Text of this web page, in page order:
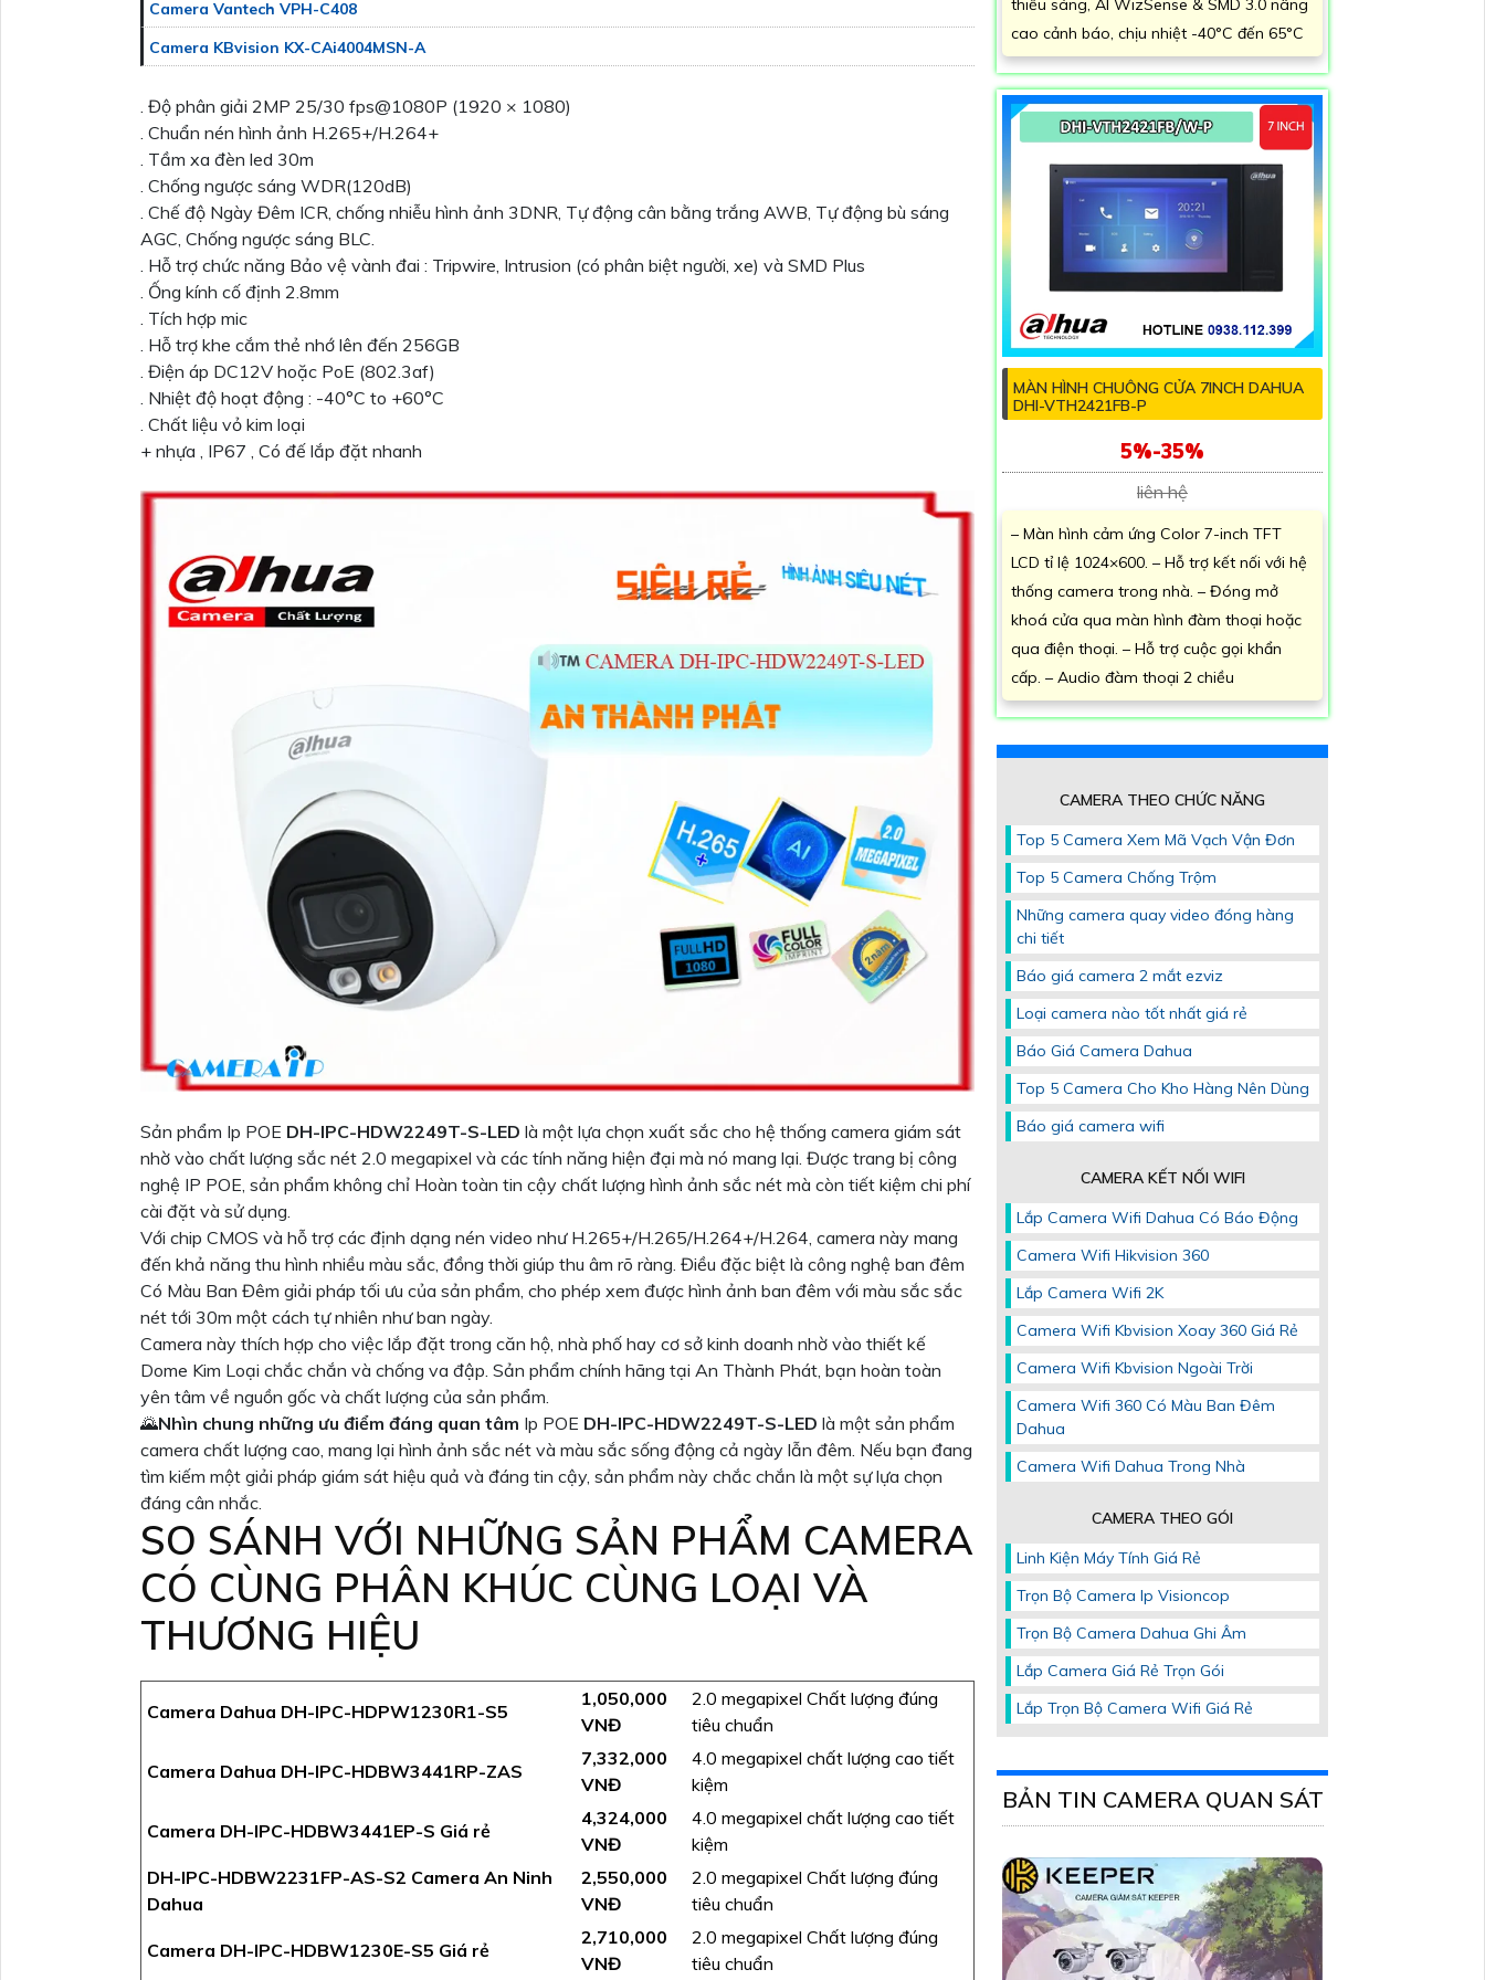
Camera Vantech VPH-C408
Camera KBvision KX-CAi4004MSN-A
. Độ phân giải 2MP 25/30 fps@1080P (1920 × 1080)
. Chuẩn nén hình ảnh H.265+/H.264+
. Tầm xa đèn led 30m
. Chống ngược sáng WDR(120dB)
. Chế độ Ngày Đêm ICR, chống nhiễu hình ảnh 3DNR, Tự động cân bằng trắng AWB, Tự động bù sáng
AGC, Chống ngược sáng BLC.
. Hỗ trợ chức năng Bảo vệ vành đai : Tripwire, Intrusion (có phân biệt người, xe) và SMD Plus
. Ống kính cố định 2.8mm
. Tích hợp mic
. Hỗ trợ khe cắm thẻ nhớ lên đến 256GB
. Điện áp DC12V hoặc PoE (802.3af)
. Nhiệt độ hoạt động : -40°C to +60°C
. Chất liệu vỏ kim loại
+ nhựa , IP67 , Có đế lắp đặt nhanh
Sản phẩm Ip POE DH-IPC-HDW2249T-S-LED là một lựa chọn xuất sắc cho hệ thống camera giám sát
nhờ vào chất lượng sắc nét 2.0 megapixel và các tính năng hiện đại mà nó mang lại. Được trang bị công
nghệ IP POE, sản phẩm không chỉ Hoàn toàn tin cậy chất lượng hình ảnh sắc nét mà còn tiết kiệm chi phí
cài đặt và sử dụng.
Với chip CMOS và hỗ trợ các định dạng nén video như H.265+/H.265/H.264+/H.264, camera này mang
đến khả năng thu hình nhiều màu sắc, đồng thời giúp thu âm rõ ràng. Điều đặc biệt là công nghệ ban đêm
Có Màu Ban Đêm giải pháp tối ưu của sản phẩm, cho phép xem được hình ảnh ban đêm với màu sắc sắc
nét tới 30m một cách tự nhiên như ban ngày.
Camera này thích hợp cho việc lắp đặt trong căn hộ, nhà phố hay cơ sở kinh doanh nhờ vào thiết kế
Dome Kim Loại chắc chắn và chống va đập. Sản phẩm chính hãng tại An Thành Phát, bạn hoàn toàn
yên tâm về nguồn gốc và chất lượng của sản phẩm.
🌄Nhìn chung những ưu điểm đáng quan tâm Ip POE DH-IPC-HDW2249T-S-LED là một sản phẩm
camera chất lượng cao, mang lại hình ảnh sắc nét và màu sắc sống động cả ngày lẫn đêm. Nếu bạn đang
tìm kiếm một giải pháp giám sát hiệu quả và đáng tin cậy, sản phẩm này chắc chắn là một sự lựa chọn
đáng cân nhắc.
SO SÁNH VỚI NHỮNG SẢN PHẨM CAMERA
CÓ CÙNG PHÂN KHÚC CÙNG LOẠI VÀ
THƯƠNG HIỆU
Camera Dahua DH-IPC-HDPW1230R1-S5
1,050,000
VNĐ
2.0 megapixel Chất lượng đúng
tiêu chuẩn
Camera Dahua DH-IPC-HDBW3441RP-ZAS
7,332,000
VNĐ
4.0 megapixel chất lượng cao tiết
kiệm
Camera DH-IPC-HDBW3441EP-S Giá rẻ
4,324,000
VNĐ
4.0 megapixel chất lượng cao tiết
kiệm
DH-IPC-HDBW2231FP-AS-S2 Camera An Ninh
Dahua
2,550,000
VNĐ
2.0 megapixel Chất lượng đúng
tiêu chuẩn
Camera DH-IPC-HDBW1230E-S5 Giá rẻ
2,710,000
VNĐ
2.0 megapixel Chất lượng đúng
tiêu chuẩn
thiếu sáng, AI WizSense & SMD 3.0 nâng
cao cảnh báo, chịu nhiệt -40°C đến 65°C
MÀN HÌNH CHUÔNG CỬA 7INCH DAHUA
DHI-VTH2421FB-P
5%-35%
liên hệ
– Màn hình cảm ứng Color 7-inch TFT
LCD tỉ lệ 1024×600. – Hỗ trợ kết nối với hệ
thống camera trong nhà. – Đóng mở
khoá cửa qua màn hình đàm thoại hoặc
qua điện thoại. – Hỗ trợ cuộc gọi khẩn
cấp. – Audio đàm thoại 2 chiều
CAMERA THEO CHỨC NĂNG
Top 5 Camera Xem Mã Vạch Vận Đơn
Top 5 Camera Chống Trộm
Những camera quay video đóng hàng
chi tiết
Báo giá camera 2 mắt ezviz
Loại camera nào tốt nhất giá rẻ
Báo Giá Camera Dahua
Top 5 Camera Cho Kho Hàng Nên Dùng
Báo giá camera wifi
CAMERA KẾT NỐI WIFI
Lắp Camera Wifi Dahua Có Báo Động
Camera Wifi Hikvision 360
Lắp Camera Wifi 2K
Camera Wifi Kbvision Xoay 360 Giá Rẻ
Camera Wifi Kbvision Ngoài Trời
Camera Wifi 360 Có Màu Ban Đêm
Dahua
Camera Wifi Dahua Trong Nhà
CAMERA THEO GÓI
Linh Kiện Máy Tính Giá Rẻ
Trọn Bộ Camera Ip Visioncop
Trọn Bộ Camera Dahua Ghi Âm
Lắp Camera Giá Rẻ Trọn Gói
Lắp Trọn Bộ Camera Wifi Giá Rẻ
BẢN TIN CAMERA QUAN SÁT